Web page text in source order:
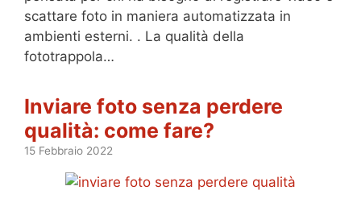
scattare foto in maniera automatizzata in
ambienti esterni. . La qualità della
fototrappola…
Inviare foto senza perdere
qualità: come fare?
15 Febbraio 2022